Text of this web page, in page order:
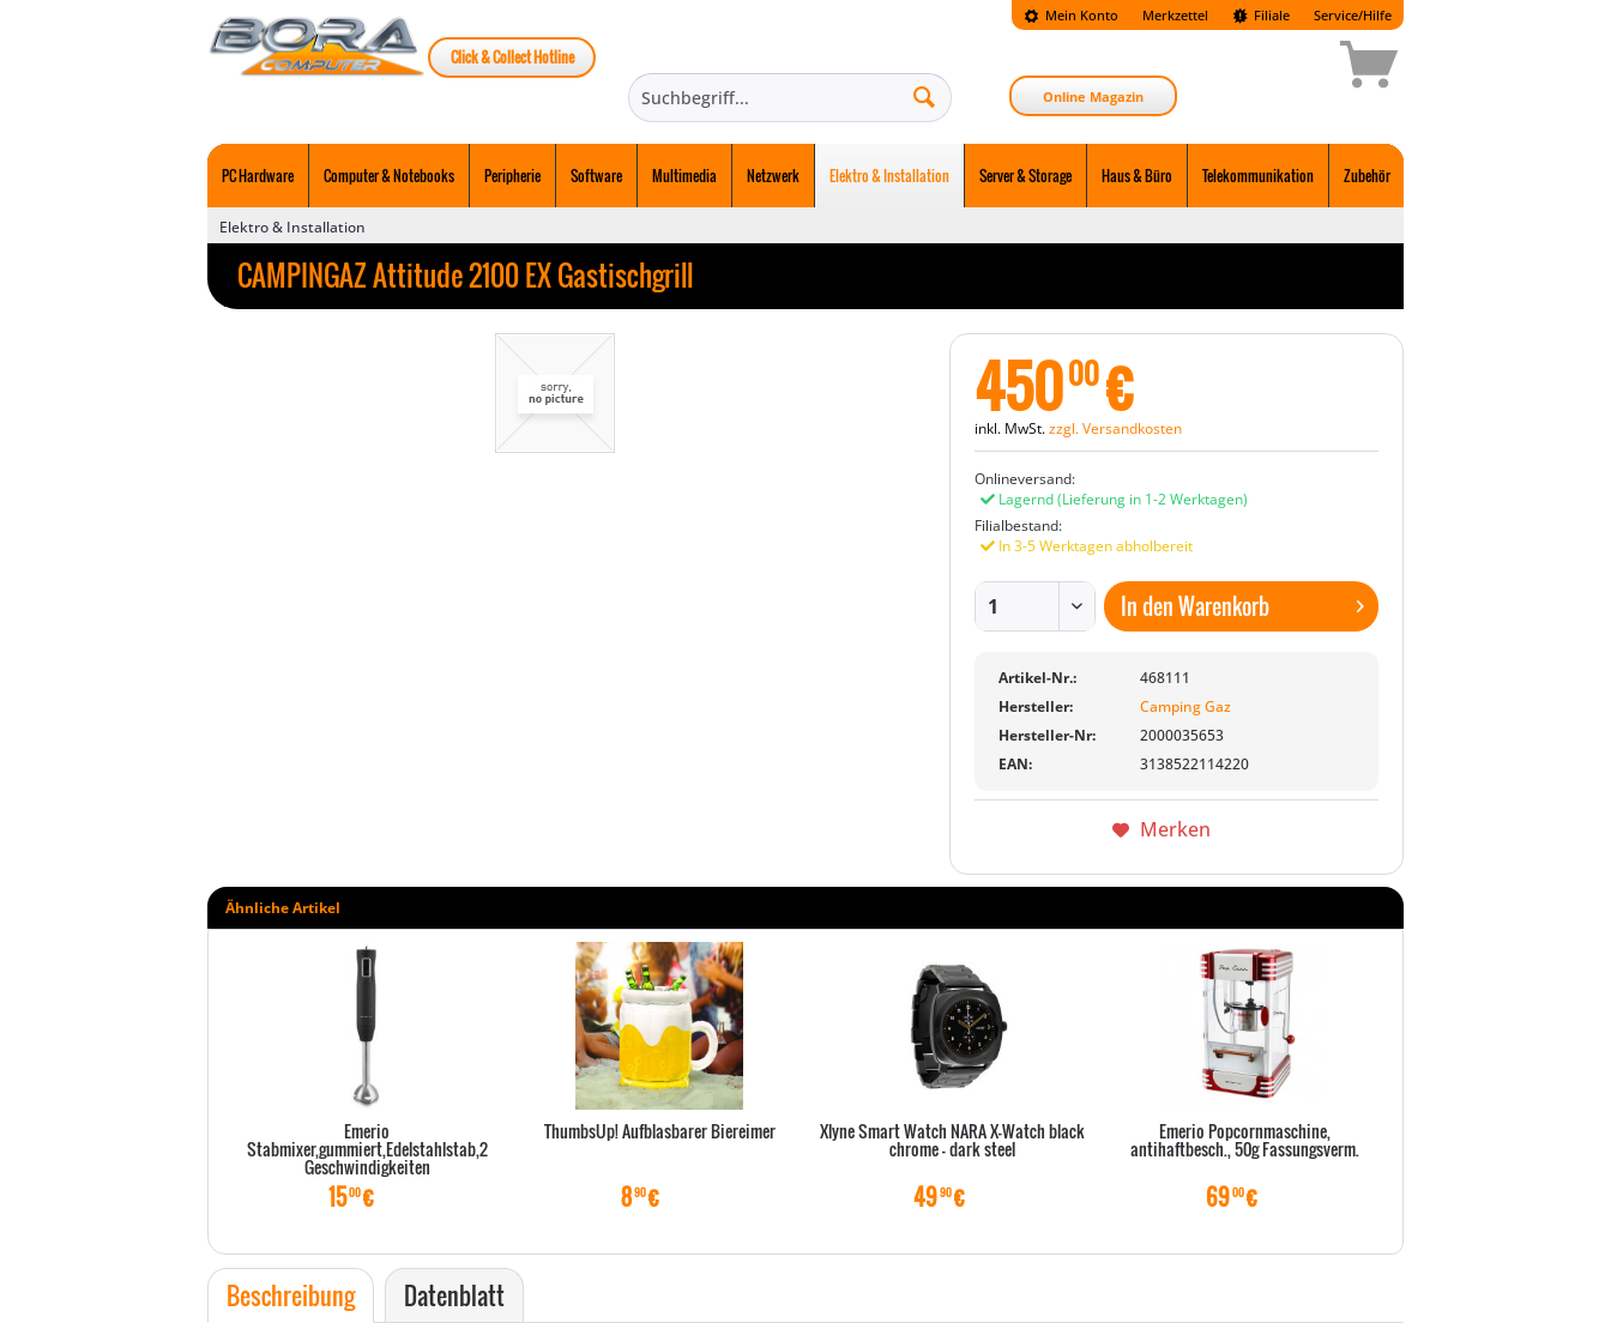
Mein Konto Merkzettel
Click & Collect Hotline
Filiale Service/Hilfe
Online Magazin
PC Hardware Computer & Notebooks Peripherie Software Multimedia Netzwerk Elektro & Installation Server & Storage Haus & Büro Telekommunikation Zubehör
Elektro & Installation
CAMPINGAZ Attitude 2100 EX Gastischgrill
45000€
inkl. MwSt.zzgl. Versandkosten
Onlineversand:
Lagernd(Lieferung in 1-2 Werktagen)
Filialbestand:
In 3-5 Werktagen abholbereit
In denWarenkorb
Artikel-Nr.:
468111
Hersteller:
Camping Gaz
Hersteller-Nr:
2000035653
EAN:
3138522114220
Merken
Ähnliche Artikel
Emerio
Stabmixer,gummiert,Edelstahlstab,2
Geschwindigkeiten
1500€
ThumbsUp! Aufblasbarer Biereimer
890€
Xlyne Smart Watch NARA X-Watch black
chrome - dark steel
4990€
Emerio Popcornmaschine,
antihaftbesch., 50g Fassungsverm.
6900€
Beschreibung Datenblatt